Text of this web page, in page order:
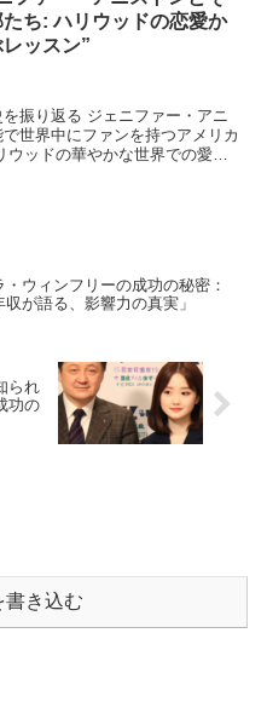
ち: ハリウッドの恋愛か
ッスン”
振り返る ジェニファー・アニ
世界中にファンを持つアメリカ
ッドの華やかな世界での愛と
・ウィンフリーの成功の秘密：
が語る、影響力の真実」
られ
功の
書き込む